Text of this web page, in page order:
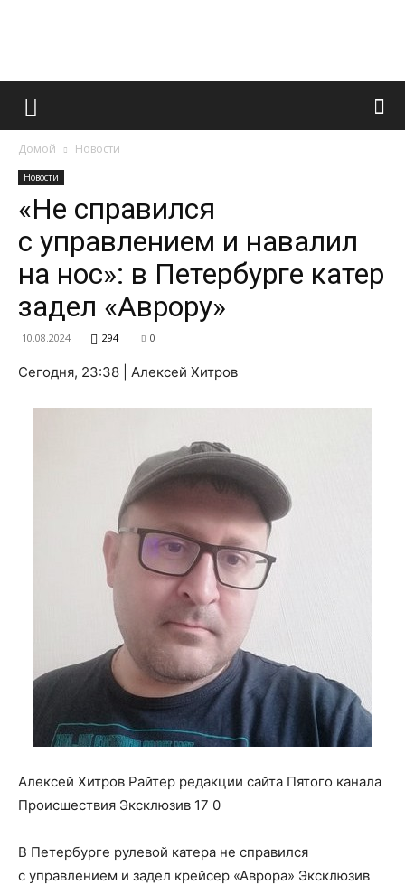
Французский
и
все
о
нем
Домой Новости
Новости
«Не справился
с управлением и навалил
на нос»: в Петербурге катер
задел «Аврору»
10.08.2024 294 0
Сегодня, 23:38 | Алексей Хитров
Алексей Хитров Райтер редакции сайта Пятого канала
Происшествия Эксклюзив 17 0
В Петербурге рулевой катера не справился
с управлением и задел крейсер «Аврора» Эксклюзив